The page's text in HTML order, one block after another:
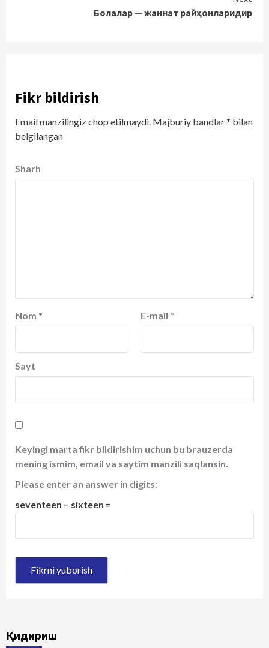
Болалар — жаннат райҳонларидир
Fikr bildirish
Email manzilingiz chop etilmaydi. Majburiy bandlar* bilan
belgilangan
Sharh
Nom * E-mail *
Sayt
Keyingi marta fikr bildirishim uchun bu brauzerda
mening ismim, email va saytim manzili saqlansin.
Please enter an answer in digits:
seventeen − sixteen =
Қидириш